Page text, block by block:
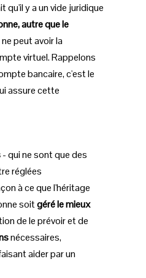
qu'il y a un vide juridique
autre que le
ne peut avoir la
virtuel. Rappelons
bancaire, c'est le
assure cette
- qui ne sont que des
réglées
à ce que l'héritage
soitgéré le mieux
de le prévoir et de
nécessaires,
aider par un